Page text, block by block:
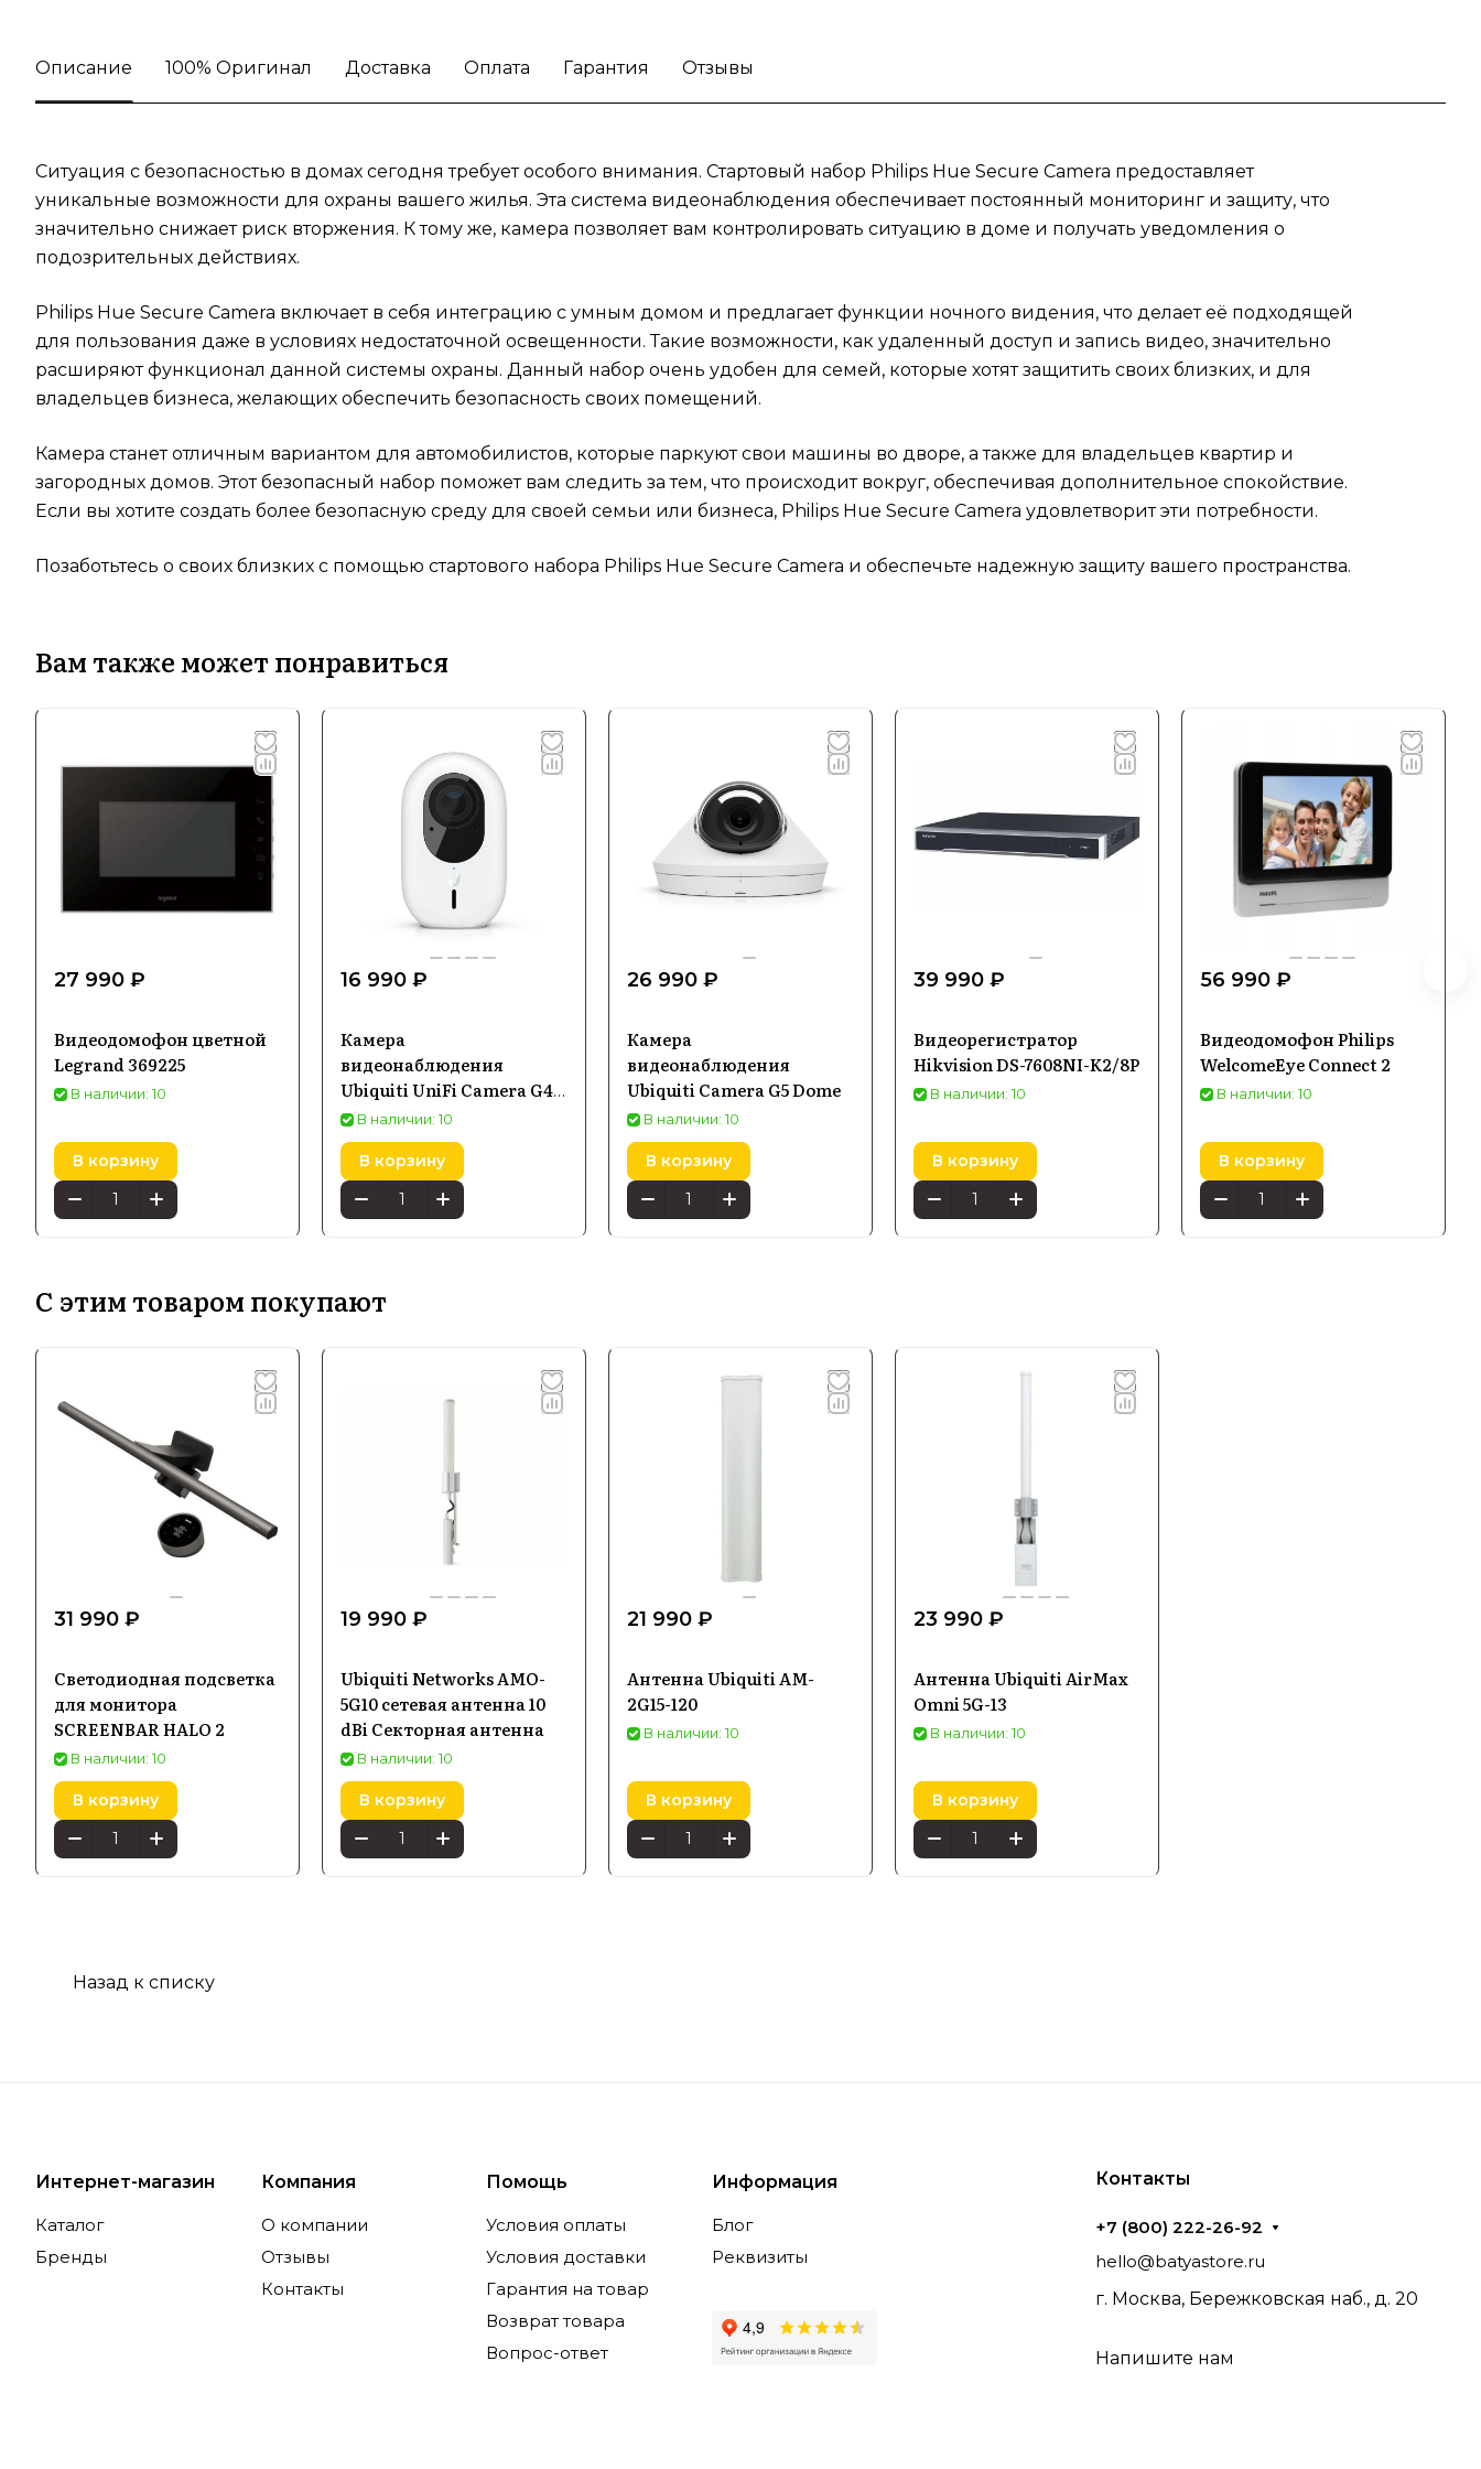
квартир и загородных домов. Этот безопасный
набор поможет вам следить за тем, что
дополнительное спокойствие. Если вы хотите
создать более безопасную среду для своей
семьи или бизнеса, Philips Hue Secure Camera
удовлетворит эти потребности. Позаботьтесь о
надежную защиту вашего пространства.
Описание 100% Оригинал Доставка Оплата Гарантия Отзывы
Ситуация с безопасностью в домах сегодня требует особого внимания. Стартовый набор Philips Hue Secure Camera предоставляет
уникальные возможности для охраны вашего жилья. Эта система видеонаблюдения обеспечивает постоянный мониторинг и защиту, что
значительно снижает риск вторжения. К тому же, камера позволяет вам контролировать ситуацию в доме и получать уведомления о
подозрительных действиях.
Philips Hue Secure Camera включает в себя интеграцию с умным домом и предлагает функции ночного видения, что делает её подходящей
для пользования даже в условиях недостаточной освещенности. Такие возможности, как удаленный доступ и запись видео, значительно
расширяют функционал данной системы охраны. Данный набор очень удобен для семей, которые хотят защитить своих близких, и для
владельцев бизнеса, желающих обеспечить безопасность своих помещений.
Камера станет отличным вариантом для автомобилистов, которые паркуют свои машины во дворе, а также для владельцев квартир и
загородных домов. Этот безопасный набор поможет вам следить за тем, что происходит вокруг, обеспечивая дополнительное спокойствие.
Если вы хотите создать более безопасную среду для своей семьи или бизнеса, Philips Hue Secure Camera удовлетворит эти потребности.
Позаботьтесь о своих близких с помощью стартового набора Philips Hue Secure Camera и обеспечьте надежную защиту вашего пространства.
Вам также может понравиться
27 990 ₽
Видеодомофон цветной
Legrand 369225
В наличии: 10
В корзину
16 990 ₽
Камера
видеонаблюдения
Ubiquiti UniFi Camera G4
Instant (UVC-G4-INS)
В наличии: 10
В корзину
26 990 ₽
Камера
видеонаблюдения
Ubiquiti Camera G5 Dome
В наличии: 10
В корзину
39 990 ₽
Видеорегистратор
Hikvision DS-7608NI-K2/8P
В наличии: 10
В корзину
56 990 ₽
Видеодомофон Philips
WelcomeEye Connect 2
В наличии: 10
В корзину
С этим товаром покупают
31 990 ₽
Светодиодная подсветка
для монитора
SCREENBAR HALO 2
В наличии: 10
В корзину
19 990 ₽
Ubiquiti Networks AMO-
5G10 сетевая антенна 10
dBi Секторная антенна
В наличии: 10
В корзину
21 990 ₽
Антенна Ubiquiti AM-
2G15-120
В наличии: 10
В корзину
23 990 ₽
Антенна Ubiquiti AirMax
Omni 5G-13
В наличии: 10
В корзину
Назад к списку
Интернет-магазин
Каталог
Бренды
Компания
О компании
Отзывы
Контакты
Помощь
Условия оплаты
Условия доставки
Гарантия на товар
Возврат товара
Вопрос-ответ
Информация
Блог
Реквизиты
Контакты
+7 (800) 222-26-92
hello@batyastore.ru
г. Москва, Бережковская наб., д. 20
Напишите нам